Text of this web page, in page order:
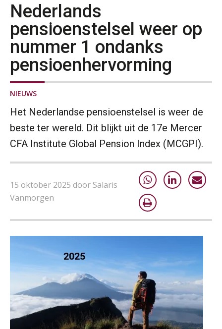
Nederlands
pensioenstelsel weer op
nummer 1 ondanks
pensioenhervorming
NIEUWS
Het Nederlandse pensioenstelsel is weer de
beste ter wereld. Dit blijkt uit de 17e Mercer
CFA Institute Global Pension Index (MCGPI).
15 oktober 2025 door Salaris
Vanmorgen